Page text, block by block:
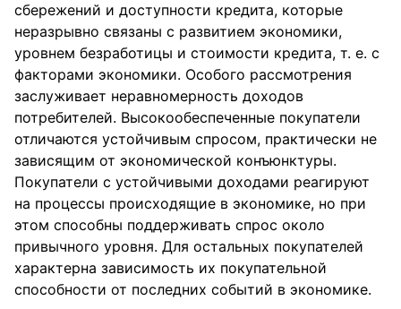
сбережений и доступности кредита, которые
неразрывно связаны с развитием экономики,
уровнем безработицы и стоимости кредита, т. е. с
факторами экономики. Особого рассмотрения
заслуживает неравномерность доходов
потребителей. Высокообеспеченные покупатели
отличаются устойчивым спросом, практически не
зависящим от экономической конъюнктуры.
Покупатели с устойчивыми доходами реагируют
на процессы происходящие в экономике, но при
этом способны поддерживать спрос около
привычного уровня. Для остальных покупателей
характерна зависимость их покупательной
способности от последних событий в экономике.